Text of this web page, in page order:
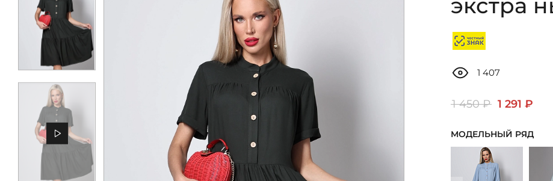
АКЦИИ
КОНТАКТЫ
О НАС
СКИДКИ
экстра
1 407
1 450 ₽ 1 291 ₽
МОДЕЛЬНЫЙ РЯД